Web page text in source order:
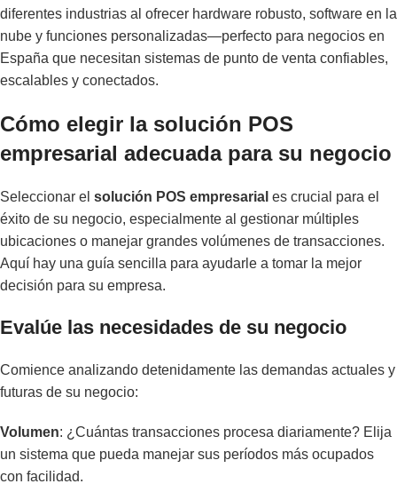
diferentes industrias al ofrecer hardware robusto, software en la
nube y funciones personalizadas—perfecto para negocios en
España que necesitan sistemas de punto de venta confiables,
escalables y conectados.
Cómo elegir la solución POS
empresarial adecuada para su negocio
Seleccionar el solución POS empresarial es crucial para el
éxito de su negocio, especialmente al gestionar múltiples
ubicaciones o manejar grandes volúmenes de transacciones.
Aquí hay una guía sencilla para ayudarle a tomar la mejor
decisión para su empresa.
Evalúe las necesidades de su negocio
Comience analizando detenidamente las demandas actuales y
futuras de su negocio:
Volumen: ¿Cuántas transacciones procesa diariamente? Elija
un sistema que pueda manejar sus períodos más ocupados
con facilidad.